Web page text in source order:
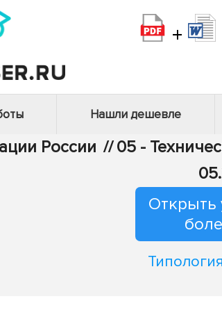
+
Нашли дешевле
России // 05 -
Открыть